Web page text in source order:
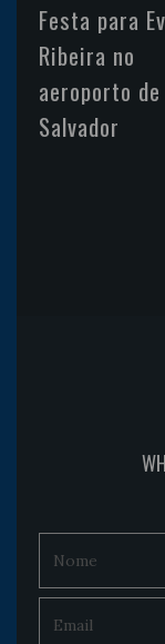
Festa para
Ribeira no
aeroporto de
Salvador